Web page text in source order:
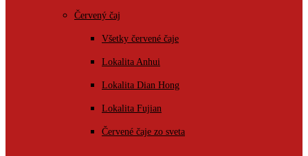
Červený čaj
Všetky červené čaje
Lokalita Anhui
Lokalita Dian Hong
Lokalita Fujian
Červené čaje zo sveta